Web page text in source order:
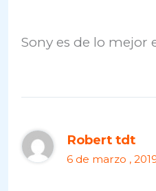
Sony es de lo mejor
Robert tdt
6 de marzo ,